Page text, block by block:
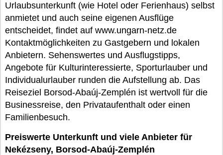
Urlaubsunterkunft (wie Hotel oder Ferienhaus) selbst
anmietet und auch seine eigenen Ausflüge
entscheidet, findet auf www.ungarn-netz.de
Kontaktmöglichkeiten zu Gastgebern und lokalen
Anbietern. Sehenswertes und Ausflugstipps,
Angebote für Kulturinteressierte, Sporturlauber und
Individualurlauber runden die Aufstellung ab. Das
Reiseziel Borsod-Abaúj-Zemplén ist wertvoll für die
Businessreise, den Privataufenthalt oder einen
Familienbesuch.
Preiswerte Unterkunft und viele Anbieter für
Nekézseny, Borsod-Abaúj-Zemplén